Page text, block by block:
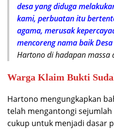
desa yang diduga
kami, perbuatan itu
agama, merusak
mencoreng nama baik
Hartono di hadapan massa
Warga Klaim Bukti
Hartono mengungkapkan
telah mengantongi
cukup untuk menjadi dasar